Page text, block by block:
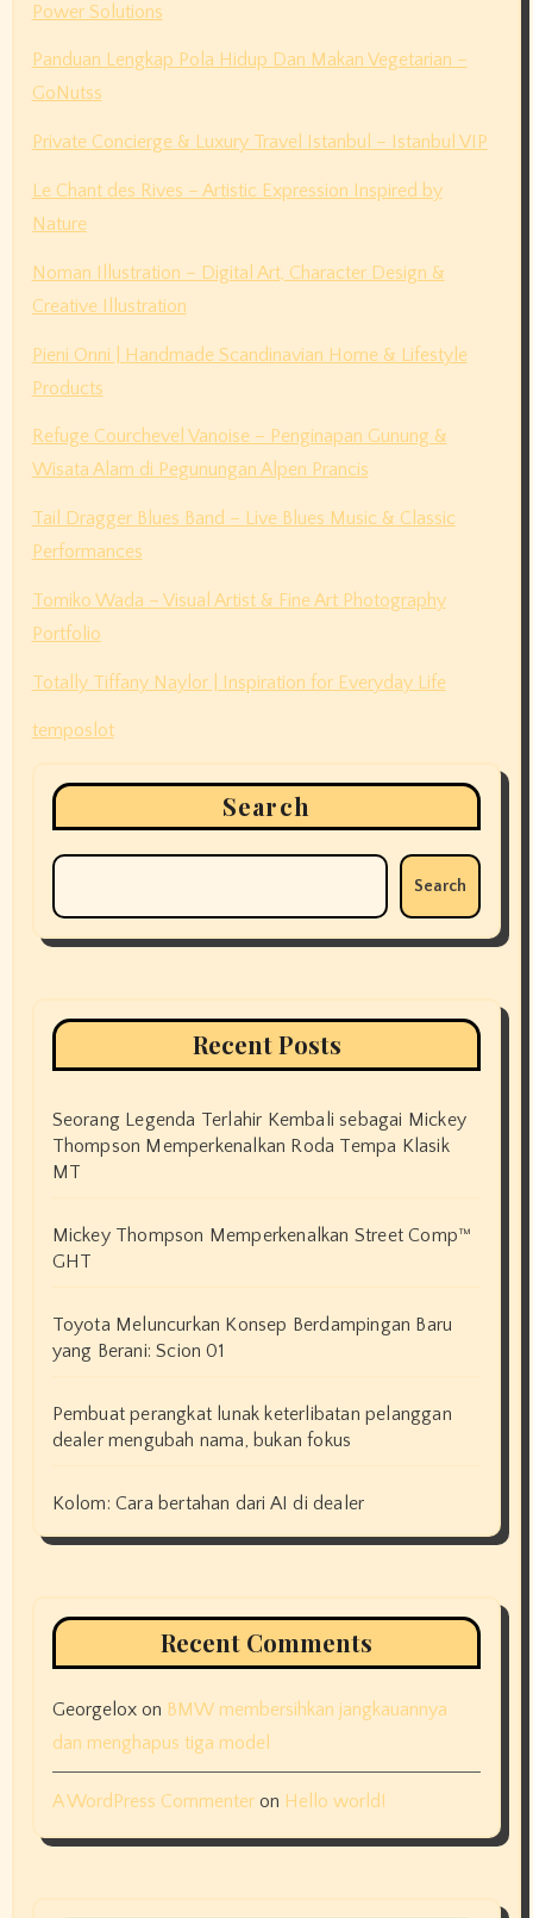
Power Solutions
Panduan Lengkap Pola Hidup Dan Makan Vegetarian –
GoNutss
Private Concierge & Luxury Travel Istanbul – Istanbul VIP
Le Chant des Rives – Artistic Expression Inspired by
Nature
Noman Illustration – Digital Art, Character Design &
Creative Illustration
Pieni Onni | Handmade Scandinavian Home & Lifestyle
Products
Refuge Courchevel Vanoise – Penginapan Gunung &
Wisata Alam di Pegunungan Alpen Prancis
Tail Dragger Blues Band – Live Blues Music & Classic
Performances
Tomiko Wada – Visual Artist & Fine Art Photography
Portfolio
Totally Tiffany Naylor | Inspiration for Everyday Life
temposlot
Search
Search
Recent Posts
Seorang Legenda Terlahir Kembali sebagai Mickey
Thompson Memperkenalkan Roda Tempa Klasik
MT
Mickey Thompson Memperkenalkan Street Comp™
GHT
Toyota Meluncurkan Konsep Berdampingan Baru
yang Berani: Scion 01
Pembuat perangkat lunak keterlibatan pelanggan
dealer mengubah nama, bukan fokus
Kolom: Cara bertahan dari AI di dealer
Recent Comments
Georgeloxon BMW membersihkan jangkauannya
dan menghapus tiga model
A WordPress Commenteron Hello world!